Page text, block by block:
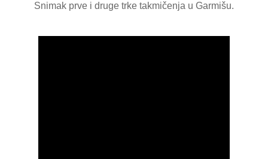
Snimak prve i druge trke takmičenja u Garmišu.